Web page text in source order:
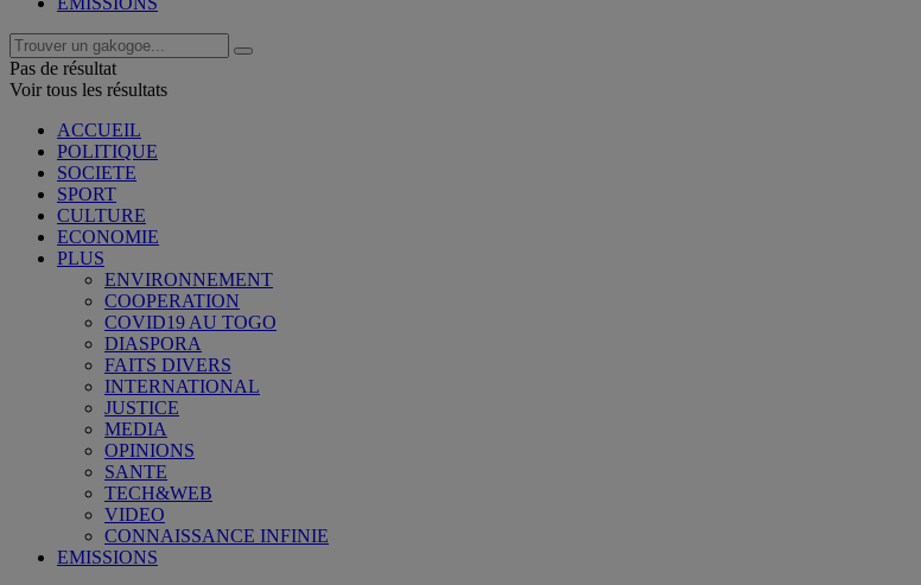
Pas de résultat
Voir tous les résultats
ACCUEIL
POLITIQUE
SOCIETE
SPORT
CULTURE
ECONOMIE
PLUS
ENVIRONNEMENT
COOPERATION
COVID19 AU TOGO
DIASPORA
FAITS DIVERS
INTERNATIONAL
JUSTICE
MEDIA
OPINIONS
SANTE
TECH&WEB
VIDEO
CONNAISSANCE INFINIE
EMISSIONS